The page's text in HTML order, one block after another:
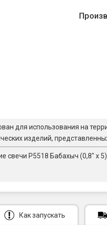
для использования на
изделий,
свечи Р5518 Бабахыч (0,8" х
Как запускать